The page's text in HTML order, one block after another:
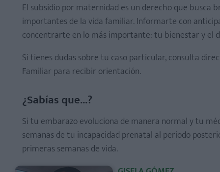
El subsidio por maternidad es un derecho que busca
importantes de la vida familiar. Informarte con
concentrarte en lo más importante: tu bienestar y el
Si tienes dudas sobre tu caso particular, consulta
Familiar para recibir orientación.
¿Sabías que...?
Si tu embarazo evoluciona de manera normal y tu
semanas de tu incapacidad prenatal al periodo
primeras semanas de vida.